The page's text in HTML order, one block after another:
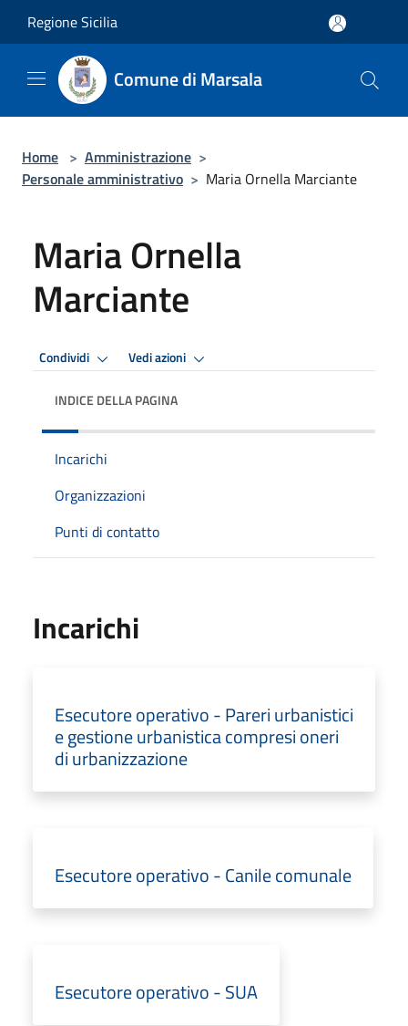
Regione Sicilia
Comune di Marsala
Home > Amministrazione >
Personale amministrativo > Maria Ornella Marciante
Maria Ornella
Marciante
Condividi Vedi azioni
INDICE DELLA PAGINA
Incarichi
Organizzazioni
Punti di contatto
Incarichi
Esecutore operativo - Pareri urbanistici
e gestione urbanistica compresi oneri
di urbanizzazione
Esecutore operativo - Canile comunale
Esecutore operativo - SUA